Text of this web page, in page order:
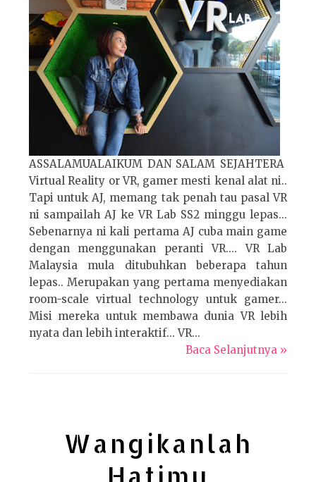
ASSALAMUALAIKUM DAN SALAM SEJAHTERA
Virtual Reality or VR, gamer mesti kenal alat ni..
Tapi untuk AJ, memang tak penah tau pasal VR
ni sampailah AJ ke VR Lab SS2 minggu lepas...
Sebenarnya ni kali pertama AJ cuba main game
dengan menggunakan peranti VR.... VR Lab
Malaysia mula ditubuhkan beberapa tahun
lepas.. Merupakan yang pertama menyediakan
room-scale virtual technology untuk gamer...
Misi mereka untuk membawa dunia VR lebih
nyata dan lebih interaktif... VR...
Baca Selanjutnya »
Wangikanlah
Hatimu